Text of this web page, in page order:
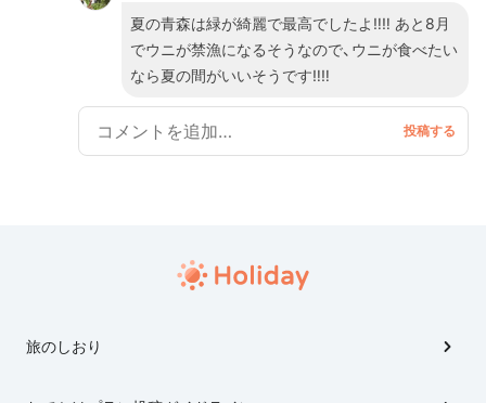
夏の青森は緑が綺麗で最高でしたよ‼︎‼︎ あと8月
でウニが禁漁になるそうなので、ウニが食べたい
なら夏の間がいいそうです‼︎‼︎
旅のしおり